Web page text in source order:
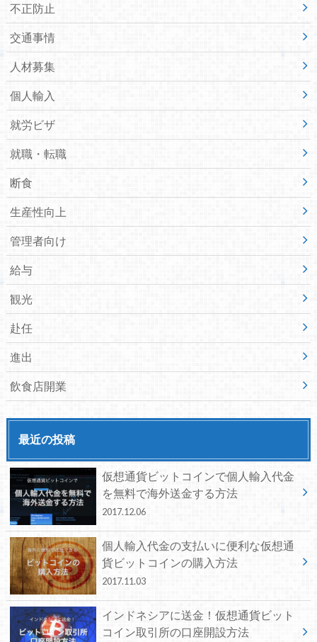
不正防止
交通事情
人材募集
個人輸入
就労ビザ
就職・転職
断食
生産性向上
管理者向け
給与
観光
赴任
進出
飲食店開業
最近の投稿
仮想通貨ビットコインで個人輸入代金
を無料で海外送金する方法
2017.12.06
個人輸入代金の支払いに便利な仮想通
貨ビットコインの購入方法
2017.11.03
インドネシアに送金！仮想通貨ビット
コイン取引所の口座開設方法